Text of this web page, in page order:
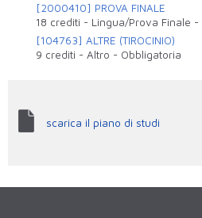
[2000410] PROVA FINALE
18 crediti - Lingua/Prova Finale -
[104763] ALTRE (TIROCINIO)
9 crediti -Altro - Obbligatoria
scarica il piano di studi